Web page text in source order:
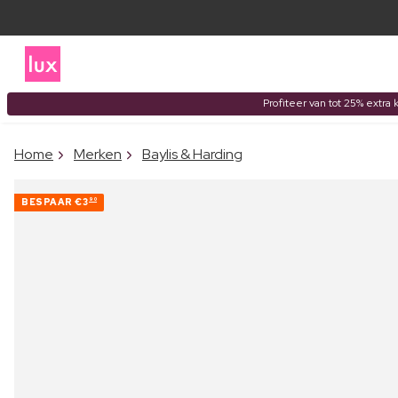
Profiteer van tot 25% extra
Home Merken Baylis & Harding
BESPAAR €3 90